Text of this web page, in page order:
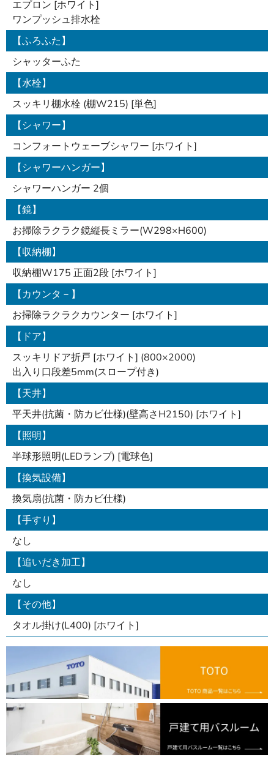
エプロン [ホワイト]
ワンプッシュ排水栓
【ふろふた】
シャッターふた
【水栓】
スッキリ棚水栓 (棚W215) [単色]
【シャワー】
コンフォートウェーブシャワー [ホワイト]
【シャワーハンガー】
シャワーハンガー 2個
【鏡】
お掃除ラクラク鏡縦長ミラー(W298×H600)
【収納棚】
収納棚W175 正面2段 [ホワイト]
【カウンタ－】
お掃除ラクラクカウンター [ホワイト]
【ドア】
スッキリドア折戸 [ホワイト] (800×2000)
出入り口段差5mm(スロープ付き)
【天井】
平天井(抗菌・防カビ仕様)(壁高さH2150) [ホワイト]
【照明】
半球形照明(LEDランプ) [電球色]
【換気設備】
換気扇(抗菌・防カビ仕様)
【手すり】
なし
【追いだき加工】
なし
【その他】
タオル掛け(L400) [ホワイト]